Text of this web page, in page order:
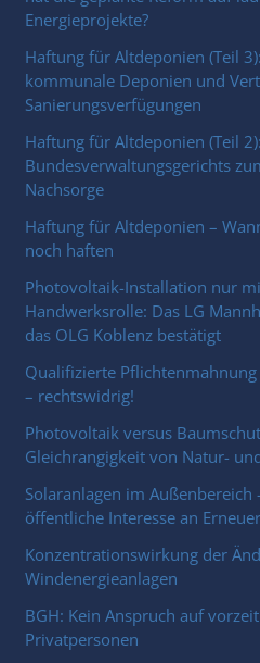
Energieprojekte?
Haftung für Altdeponien (Teil
kommunale Deponien und
Sanierungsverfügungen
Haftung für Altdeponien (Teil
Bundesverwaltungsgerichts
Nachsorge
Haftung für Altdeponien –
noch haften
Photovoltaik-Installation nur
Handwerksrolle: Das LG
das OLG Koblenz bestätigt
Qualifizierte
– rechtswidrig!
Photovoltaik versus
Gleichrangigkeit von Natur-
Solaranlagen im Außenbereich
öffentliche Interesse an
Konzentrationswirkung der
Windenergieanlagen
BGH: Kein Anspruch auf
Privatpersonen